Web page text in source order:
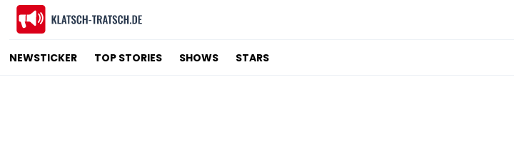
NEWSTICKER TOP STORIES SHOWS STARS